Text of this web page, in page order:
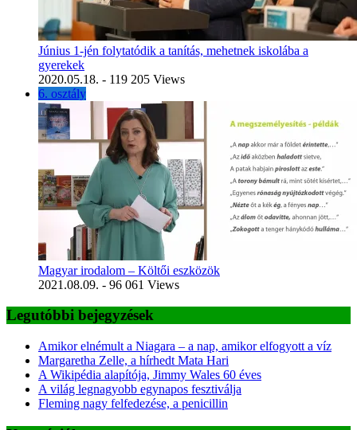
Június 1-jén folytatódik a tanítás, mehetnek iskolába a
gyerekek
2020.05.18. - 119 205 Views
6. osztály
Magyar irodalom – Költői eszközök
2021.08.09. - 96 061 Views
Legutóbbi bejegyzések
Amikor elnémult a Niagara – a nap, amikor elfogyott a víz
Margaretha Zelle, a hírhedt Mata Hari
A Wikipédia alapítója, Jimmy Wales 60 éves
A világ legnagyobb egynapos fesztiválja
Fleming nagy felfedezése, a penicillin